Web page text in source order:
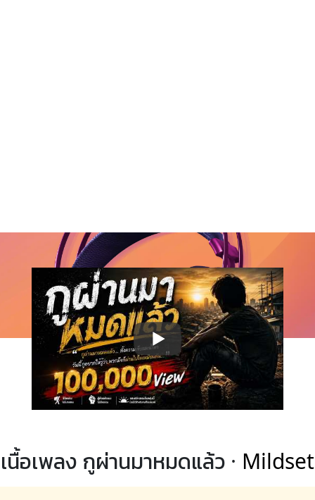
เนื้อเพลง กูผ่านมาหมดแล้ว · Mildset